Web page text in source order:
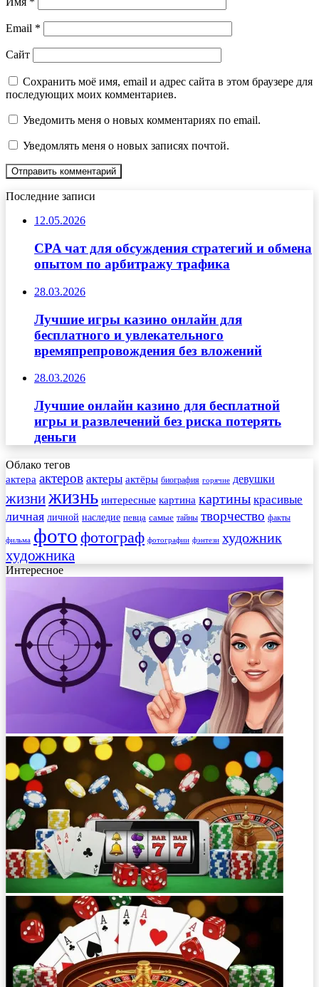
Email *
Сайт
Сохранить моё имя, email и адрес сайта в этом браузере для
последующих моих комментариев.
Уведомить меня о новых комментариях по email.
Уведомлять меня о новых записях почтой.
Последние записи
12.05.2026
CPA чат для обсуждения стратегий и обмена
опытом по арбитражу трафика
28.03.2026
Лучшие игры казино онлайн для
бесплатного и увлекательного
времяпрепровождения без вложений
28.03.2026
Лучшие онлайн казино для бесплатной
игры и развлечений без риска потерять
деньги
Облако тегов
актера актеров актеры актёры биография горячие девушки
жизнижизнь интересные картина картины красивые
личная личной наследие певца самые тайны творчество факты
фильма фото фотограф фотографии фэнтези художник
художника
Интересное